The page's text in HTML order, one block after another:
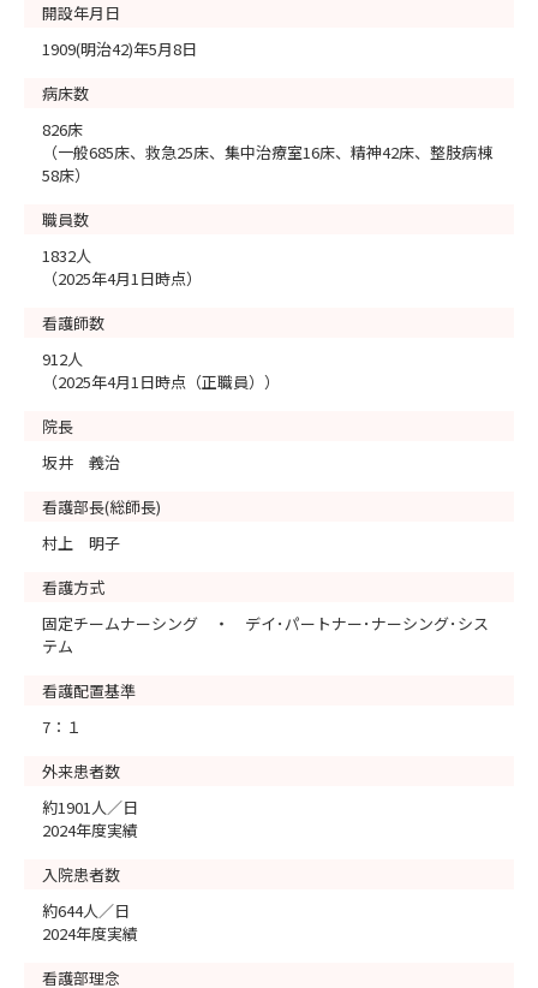
開設年月日
1909(明治42)年5月8日
病床数
826床
（一般685床、救急25床、集中治療室16床、精神42床、整肢病棟
58床）
職員数
1832人
（2025年4月1日時点）
看護師数
912人
（2025年4月1日時点（正職員））
院長
坂井 義治
看護部長(総師長)
村上 明子
看護方式
固定チームナーシング ・ デイ･パートナー･ナーシング･シス
テム
看護配置基準
7：１
外来患者数
約1901人／日
2024年度実績
入院患者数
約644人／日
2024年度実績
看護部理念